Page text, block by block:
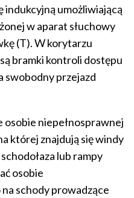
indukcyjną umożliwiającą
w aparat słuchowy
(T). W korytarzu
bramki kontroli dostępu
swobodny przejazd
niepełnosprawnej
której znajdują się windy
lub rampy
osobie
schody prowadzące